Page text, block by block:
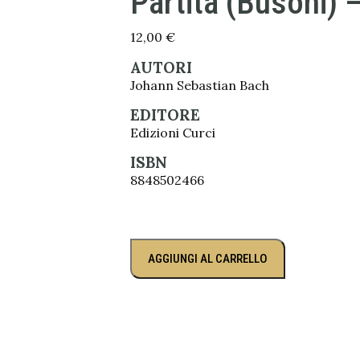
12,00 €
AUTORI
Johann Sebastian Bach
EDITORE
Edizioni Curci
ISBN
8848502466
AGGIUNGI AL CARRELLO